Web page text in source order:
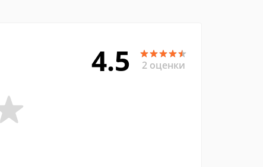
4.5 2 оценки